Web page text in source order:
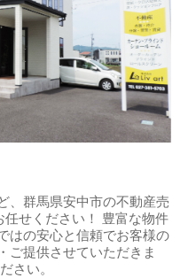
、群馬県安中市の不動産売
せください！ 豊富な物件
はの安心と信頼でお客様の
ご提供させていただきま
さい。